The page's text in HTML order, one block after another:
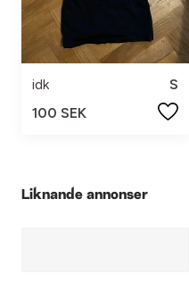
idk
S
100 SEK
Liknande annonser